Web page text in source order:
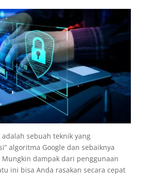
adalah sebuah teknik yang
algoritma Google dan sebaiknya
dampak dari penggunaan
ini bisa Anda rasakan secara cepat